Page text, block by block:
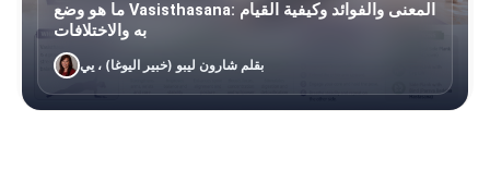
ما هو وضع Vasisthasana: المعنى والفوائد وكيفية القيام
به والاختلافات
بقلم شارون ليبو (خبير اليوغا) ، يي